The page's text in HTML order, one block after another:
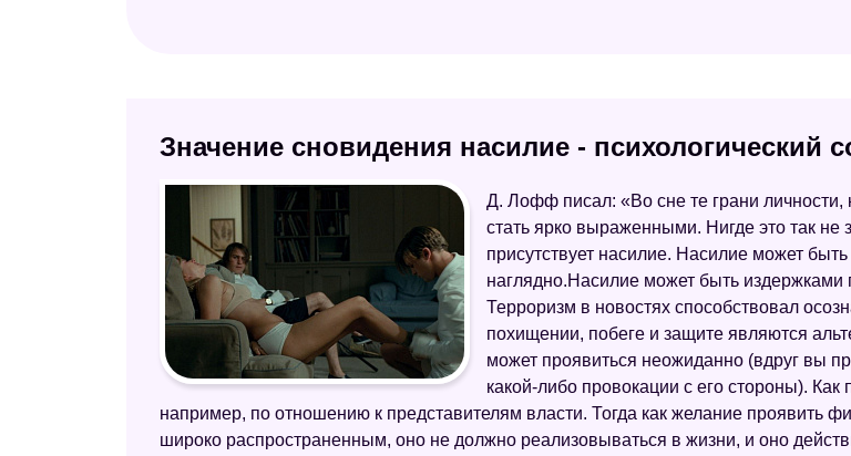
Значение сновидения насилие - психологический
Д. Лофф писал: «Во сне те грани личности,
стать ярко выраженными. Нигде это так не
присутствует насилие. Насилие может
наглядно.Насилие может быть издержками
Терроризм в новостях способствовал
похищении, побеге и защите являются
может проявиться неожиданно (вдруг вы
какой-либо провокации с его стороны).
например, по отношению к представителям власти. Тогда как желание проявить
широко распространенным, оно не должно реализовываться в жизни, и оно